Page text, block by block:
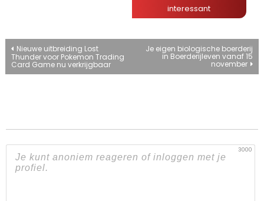
interessant
Bericht
navigatie
Nieuwe uitbreiding Lost
Thunder voor Pokemon Trading
Card Game nu verkrijgbaar
Je eigen biologische boerderij
in Boerderijleven vanaf 15
november
3000